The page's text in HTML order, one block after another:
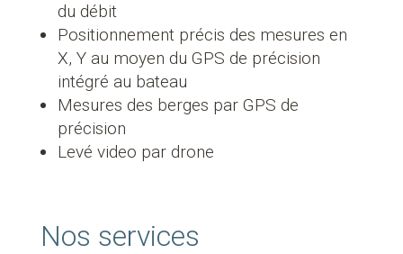
du débit
Positionnement précis des mesures en
X, Y au moyen du GPS de précision
intégré au bateau
Mesures des berges par GPS de
précision
Levé video par drone
Nos services